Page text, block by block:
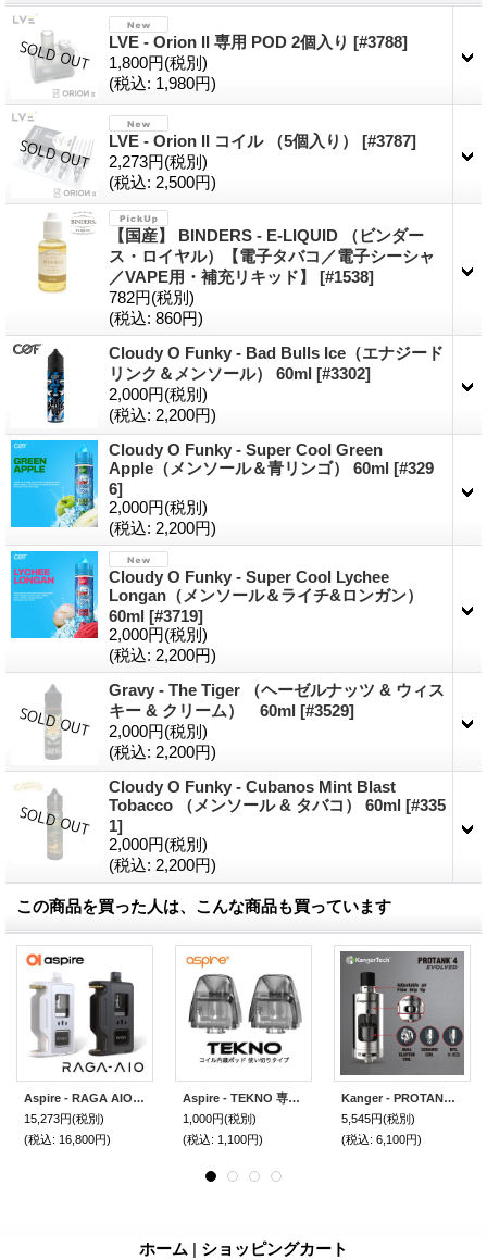
LVE - Orion II 専用 POD 2個入り [#3788]
1,800円(税別)
(税込: 1,980円)
LVE - Orion II コイル （5個入り） [#3787]
2,273円(税別)
(税込: 2,500円)
【国産】 BINDERS - E-LIQUID （ビンダー
ス・ロイヤル）【電子タバコ／電子シーシャ
／VAPE用・補充リキッド】 [#1538]
782円(税別)
(税込: 860円)
Cloudy O Funky - Bad Bulls Ice（エナジード
リンク＆メンソール） 60ml [#3302]
2,000円(税別)
(税込: 2,200円)
Cloudy O Funky - Super Cool Green
Apple（メンソール＆青リンゴ） 60ml [#329
6]
2,000円(税別)
(税込: 2,200円)
Cloudy O Funky - Super Cool Lychee
Longan（メンソール＆ライチ&ロンガン）
60ml [#3719]
2,000円(税別)
(税込: 2,200円)
Gravy - The Tiger （ヘーゼルナッツ & ウィス
キー & クリーム） 60ml [#3529]
2,000円(税別)
(税込: 2,200円)
Cloudy O Funky - Cubanos Mint Blast
Tobacco （メンソール & タバコ） 60ml [#335
1]
2,000円(税別)
(税込: 2,200円)
この商品を買った人は、こんな商品も買っています
Aspire - RAGA AIO アスパイア ラガ エーアイオー【中〜上級者向き／電子タバコ・電子シーシャ・VAPEスターターキット】
15,273円(税別)
(税込: 16,800円)
Aspire - TEKNO 専用 POD ポッド 2個入り （使い切りタイプ）
1,000円(税別)
(税込: 1,100円)
Kanger - PROTANK4【電子タバコ／VAPEアトマイザー】
5,545円(税別)
(税込: 6,100円)
ホーム | ショッピングカート